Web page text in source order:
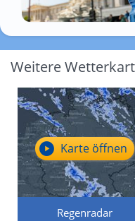
Weitere
Regenradar
Karte öffnen